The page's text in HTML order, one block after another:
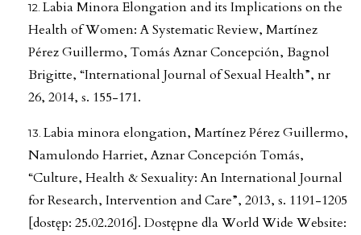
Labia Minora Elongation and its Implications on the
Health of Women: A Systematic Review, Martínez
Pérez Guillermo, Tomás Aznar Concepción, Bagnol
Brigitte, “International Journal of Sexual Health”, nr
26, 2014, s. 155-171.
Labia minora elongation, Martínez Pérez Guillermo,
Namulondo Harriet, Aznar Concepción Tomás,
“Culture, Health & Sexuality: An International Journal
for Research, Intervention and Care”, 2013, s. 1191-1205
[dostęp: 25.02.2016]. Dostępne dla World Wide Website: